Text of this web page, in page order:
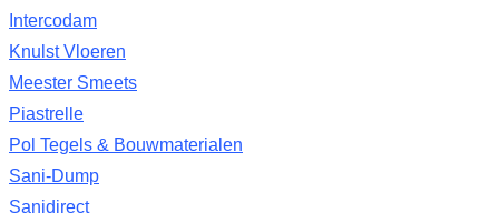
Intercodam
Knulst Vloeren
Meester Smeets
Piastrelle
Pol Tegels & Bouwmaterialen
Sani-Dump
Sanidirect